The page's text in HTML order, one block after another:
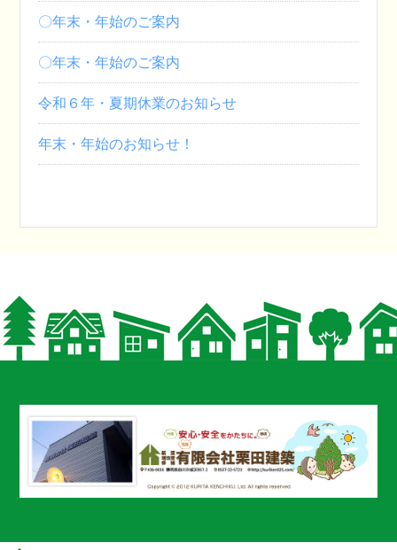
〇年末・年始のご案内
〇年末・年始のご案内
令和６年・夏期休業のお知らせ
年末・年始のお知らせ！